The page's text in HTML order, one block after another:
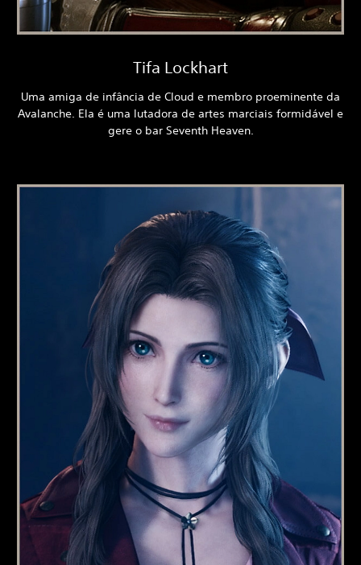
Tifa Lockhart
Uma amiga de infância de Cloud e membro proeminente da
Avalanche. Ela é uma lutadora de artes marciais formidável e
gere o bar Seventh Heaven.